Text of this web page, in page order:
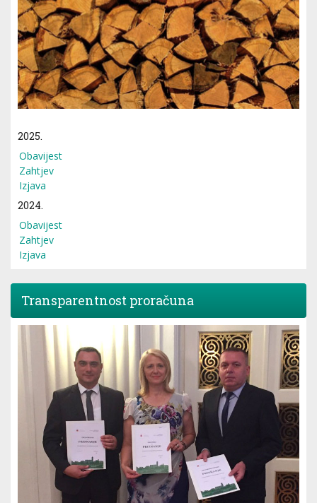
2025.
Obavijest
Zahtjev
Izjava
2024.
Obavijest
Zahtjev
Izjava
Transparentnost proračuna